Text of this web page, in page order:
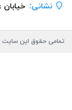
نشانی: خیابان
تمامی حقوق این سایت